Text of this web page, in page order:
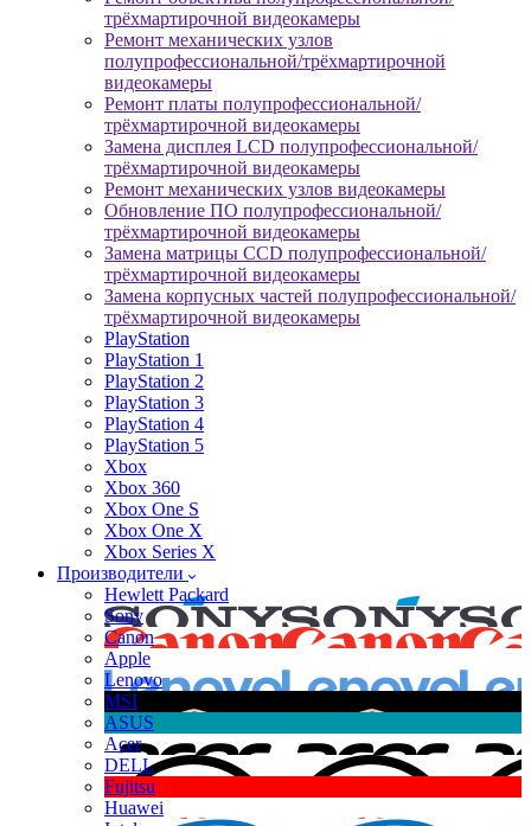
трёхмартирочной видеокамеры
Ремонт механических узлов
полупрофессиональной/трёхмартирочной
видеокамеры
Ремонт платы полупрофессиональной/
трёхмартирочной видеокамеры
Замена дисплея LCD полупрофессиональной/
трёхмартирочной видеокамеры
Ремонт механических узлов видеокамеры
Обновление ПО полупрофессиональной/
трёхмартирочной видеокамеры
Замена матрицы CCD полупрофессиональной/
трёхмартирочной видеокамеры
Замена корпусных частей полупрофессиональной/
трёхмартирочной видеокамеры
PlayStation
PlayStation 1
PlayStation 2
PlayStation 3
PlayStation 4
PlayStation 5
Xbox
Xbox 360
Xbox One S
Xbox One X
Xbox Series X
Производители
Hewlett Packard
Sony
Canon
Apple
Lenovo
MSI
ASUS
Acer
DELL
Fujitsu
Huawei